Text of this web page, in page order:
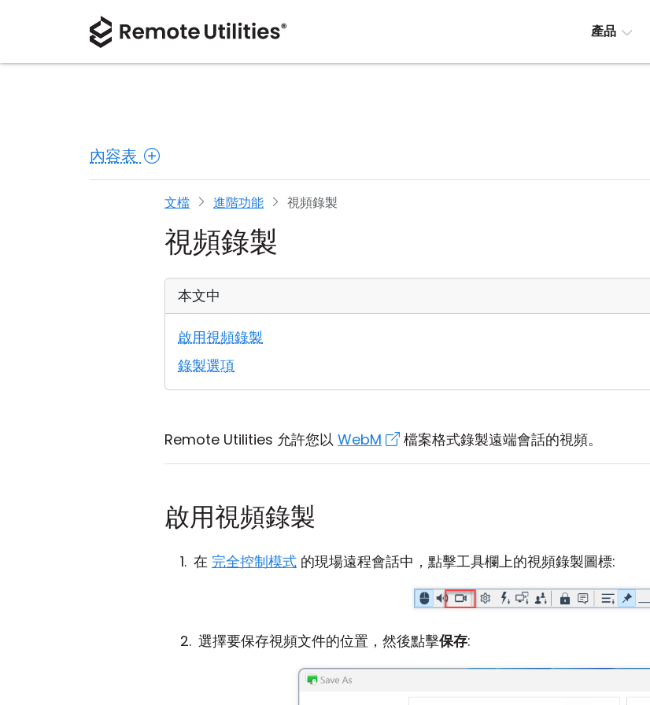
產品
內容表
文檔 進階功能 視頻錄製
視頻錄製
本文中
啟用視頻錄製
錄製選項
Remote Utilities 允許您以 WebM 檔案格式錄製遠端會話的視頻。
啟用視頻錄製
在 完全控制模式 的現場遠程會話中，點擊工具欄上的視頻錄製圖標:
選擇要保存視頻文件的位置，然後點擊保存: